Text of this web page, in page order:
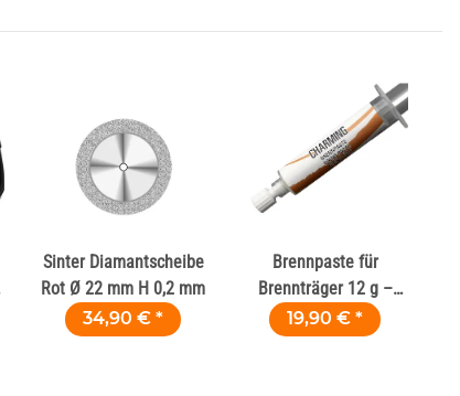
Sinter Diamantscheibe
Rot Ø 22 mm H 0,2 mm
34,90 € *
Brennpaste für
Brennträger 12 g –
Flüssige Brennwatte
19,90 € *